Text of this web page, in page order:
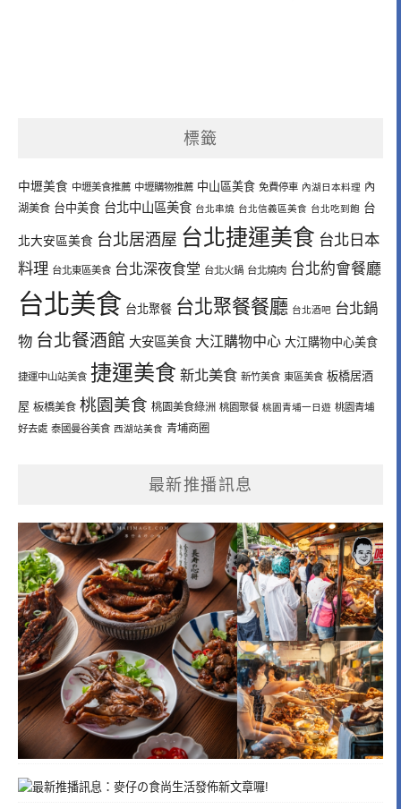
標籤
中壢美食 中壢美食推薦 中壢購物推薦 中山區美食 免費停車 內湖日本料理 內
湖美食 台中美食 台北中山區美食 台北串燒 台北信義區美食 台北吃到飽 台
北大安區美食 台北居酒屋 台北捷運美食 台北日本
料理 台北東區美食 台北深夜食堂 台北火鍋 台北燒肉 台北約會餐廳
台北美食 台北聚餐 台北聚餐餐廳 台北酒吧 台北鍋
物 台北餐酒館 大安區美食 大江購物中心 大江購物中心美食
捷運中山站美食 捷運美食 新北美食 新竹美食 東區美食 板橋居酒
屋 板橋美食 桃園美食 桃園美食綠洲 桃園聚餐 桃園青埔一日遊 桃園青埔
好去處 泰國曼谷美食 西湖站美食 青埔商圈
最新推播訊息